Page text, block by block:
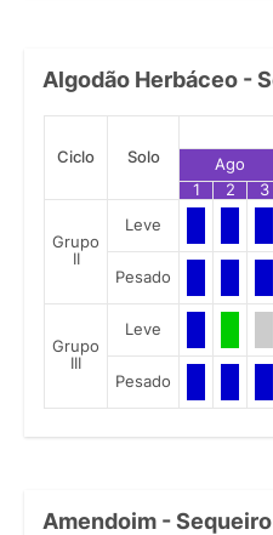
Algodão Herbáceo -
Ciclo Solo
Ago
1
2 3
Grupo
II
Leve
Pesado
Grupo
III
Leve
Pesado
Amendoim - Sequeiro